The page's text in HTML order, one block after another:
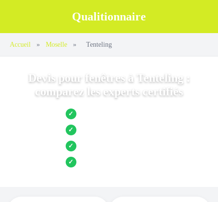
Qualitionnaire
Accueil » Moselle » Tenteling
Devis pour fenêtres à Tenteling :
comparez les experts certifiés
✓ Jusqu’à 3 devis comparés
✓ Entreprises locales vérifiées
✓ Pose garantie
✓ Aides et primes incluses